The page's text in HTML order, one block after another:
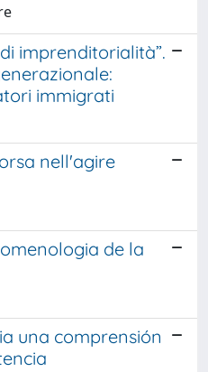
imprenditorialità”.
immigrati
nell'agire
de la
una comprensión